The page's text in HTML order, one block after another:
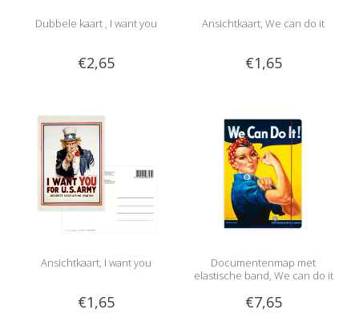
Dubbele kaart , I want you
€2,65
Ansichtkaart, We can do it
€1,65
Ansichtkaart, I want you
€1,65
Documentenmap met
elastische band, We can do it
€7,65